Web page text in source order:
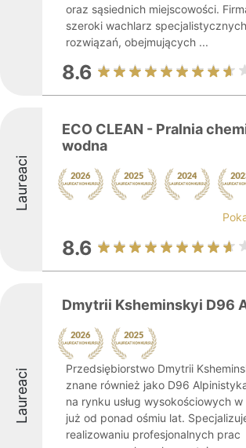
oraz sąsiednich miejscowości.
szeroki wachlarz specjalistycznych
rozwiązań, obejmujących ...
8.6
Laureaci
ECO CLEAN - Pralnia
wodna
8.6
Laureaci
Dmytrii Ksheminskyi D96
Przedsiębiorstwo Dmytrii
znane również jako D96
na rynku usług wysokościowych w
już od ponad ośmiu lat.
realizowaniu profesjonalnych prac